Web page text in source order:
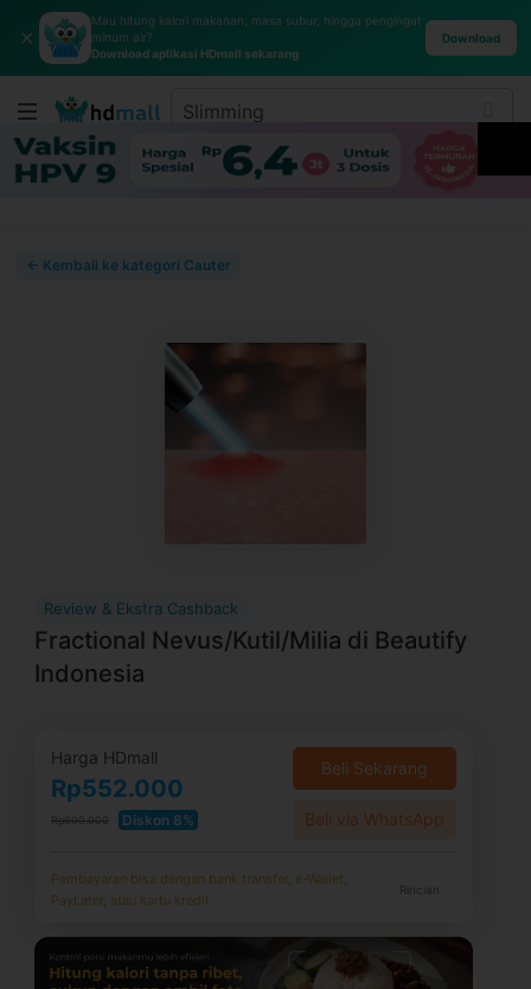
✕
Mau hitung kalori makanan, masa subur, hingga pengingat
minum air?
Download aplikasi HDmall sekarang
Download
← Kembali ke kategori Cauter
Review & Ekstra Cashback
Fractional Nevus/Kutil/Milia di Beautify
Indonesia
Harga HDmall
Rp552.000
Rp600.000 Diskon 8%
Beli Sekarang
Beli via WhatsApp
Pembayaran bisa dengan bank transfer, e-Wallet,
PayLater, atau kartu kredit.
Rincian